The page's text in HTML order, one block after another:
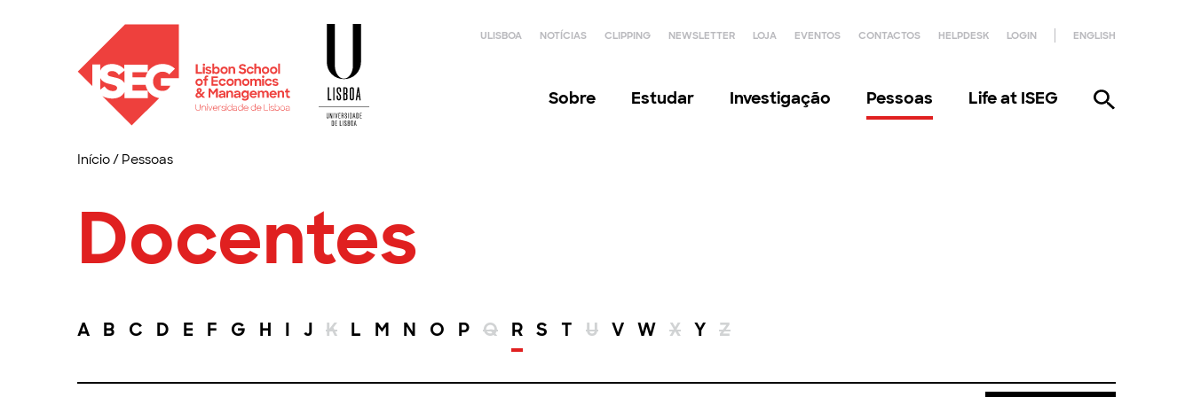
ULISBOA NOTÍCIAS CLIPPING NEWSLETTER LOJA EVENTOS CONTACTOS HELPDESK LOGIN ENGLISH
Sobre Estudar Investigação Pessoas Life at ISEG
Início/ Pessoas
Docentes
A B C D E F G H I J K L M N O P Q R S T U V W X Y Z